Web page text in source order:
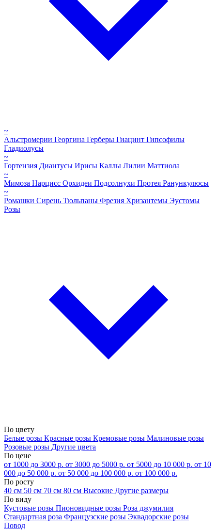
~
Альстромерии Георгина Герберы Гиацинт Гипсофилы
Гладиолусы
~
Гортензия Диантусы Ирисы Каллы Лилии Маттиола
~
Мимоза Нарцисс Орхидеи Подсолнухи Протея Ранункулюсы
~
Ромашки Сирень Тюльпаны Фрезия Хризантемы Эустомы
Розы
По цвету
Белые розы Красные розы Кремовые розы Малиновые розы
Розовые розы Другие цвета
По цене
от 1000 до 3000 р. от 3000 до 5000 р. от 5000 до 10 000 р. от 10
000 до 50 000 р. от 50 000 до 100 000 р. от 100 000 р.
По росту
40 см 50 см 70 см 80 см Высокие Другие размеры
По виду
Кустовые розы Пионовидные розы Роза джумилия
Стандартная роза Французские розы Эквадорские розы
Повод